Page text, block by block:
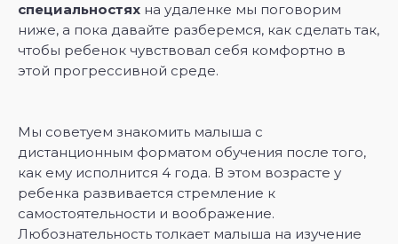
специальностях на удаленке мы поговорим
ниже, а пока давайте разберемся, как сделать так,
чтобы ребенок чувствовал себя комфортно в
этой прогрессивной среде.
Мы советуем знакомить малыша с
дистанционным форматом обучения после того,
как ему исполнится 4 года. В этом возрасте у
ребенка развивается стремление к
самостоятельности и воображение.
Любознательность толкает малыша на изучение